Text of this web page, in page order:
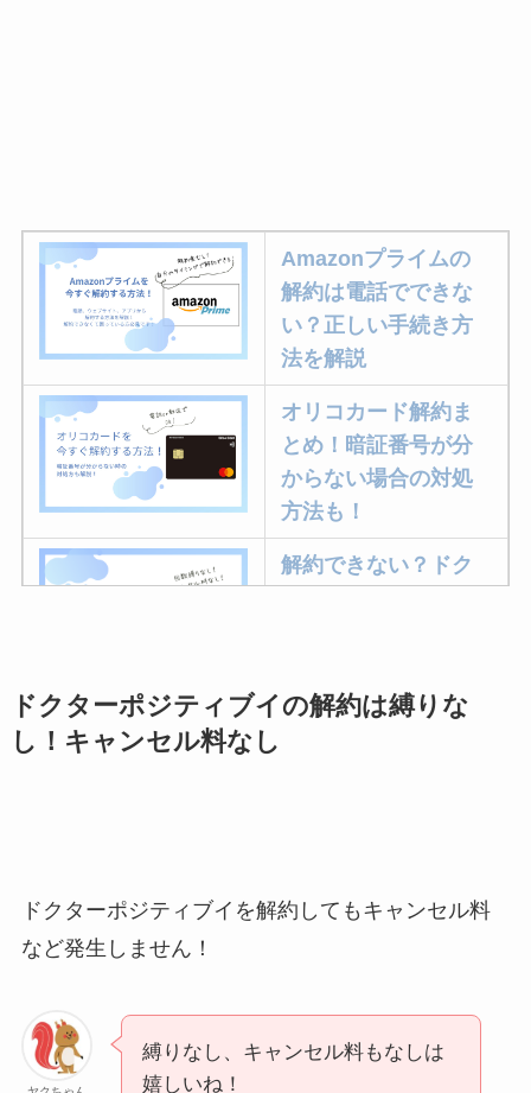
Amazonプライムの
解約は電話でできな
い？正しい手続き方
法を解説
オリコカード解約ま
とめ！暗証番号が分
からない場合の対処
方法も！
解約できない？ドク
ミュゼプラチナムの
とめ！最短手続きや
ユンス美容液の解約
まとめ！電話が繋が
ドクターポジティブイの解約は縛りな
し！キャンセル料なし
ドクターポジティブイを解約してもキャンセル料
など発生しません！
縛りなし、キャンセル料もなしは
嬉しいね！